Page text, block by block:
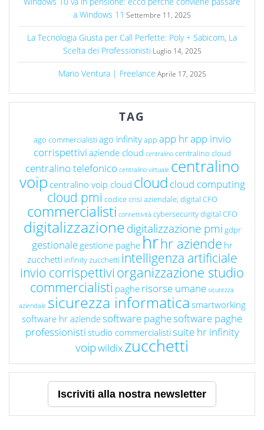
a Windows 11 Settembre 11, 2025
La Tecnologia Giusta per Call Perfette: Poly + Sabicom, La
Scelta dei Professionisti Luglio 14, 2025
Mario Ventura | Freelance Aprile 17, 2025
TAG
ago commercialisti ago infinityapp app hrapp invio
corrispettivi aziende cloud centralino centralino cloud
centralino telefonico centralino virtuale centralino
voip centralino voip cloud cloud cloud computing
cloud pmi codice crisi aziendale; digital CFO
commercialisti connettività cybersecuritydigital CFO
digitalizzazionedigitalizzazione pmi gdpr
gestionale gestione paghe hrhr aziende hr
zucchetti infinity zucchetti intelligenza artificiale
invio corrispettivi organizzazione studio
commercialisti paghe risorse umane sicurezza
aziendale sicurezza informatica smartworking
software hr aziendesoftware paghesoftware paghe
professionisti studio commercialisti suite hr infinity
voipwildixzucchetti
Iscriviti alla nostra newsletter